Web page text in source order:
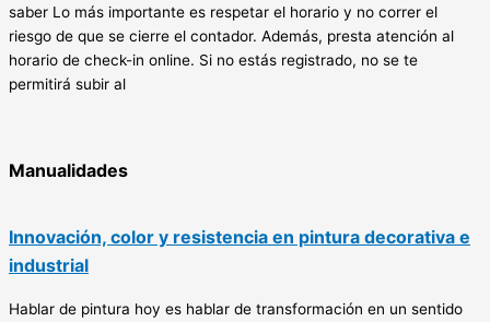
saber Lo más importante es respetar el horario y no correr el
riesgo de que se cierre el contador. Además, presta atención al
horario de check-in online. Si no estás registrado, no se te
permitirá subir al
Manualidades
Innovación, color y resistencia en pintura decorativa e
industrial
Hablar de pintura hoy es hablar de transformación en un sentido